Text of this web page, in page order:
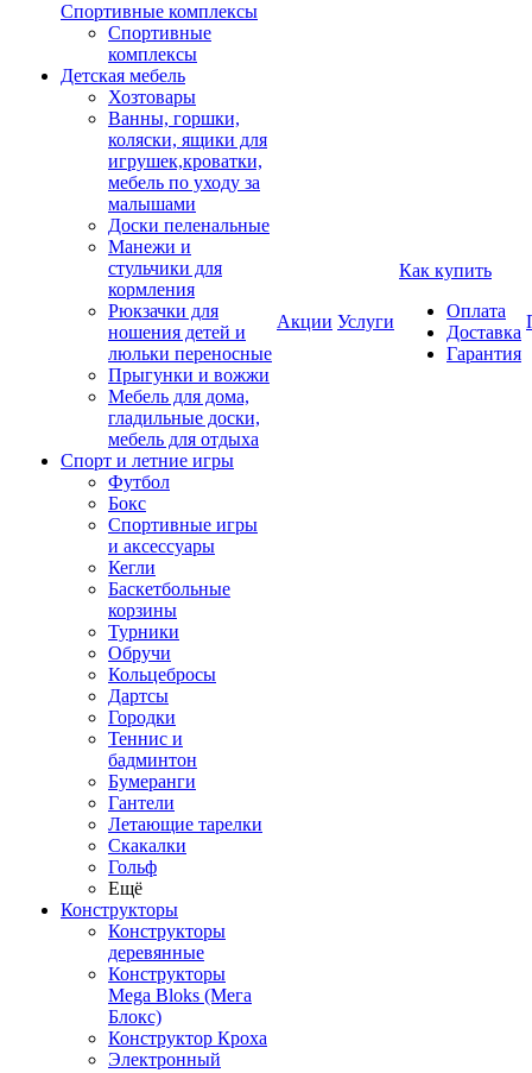
Спортивные комплексы
Спортивные
комплексы
Детская мебель
Хозтовары
Ванны, горшки,
коляски, ящики для
игрушек,кроватки,
мебель по уходу за
малышами
Доски пеленальные
Манежи и
стульчики для
кормления
Рюкзачки для
ношения детей и
люльки переносные
Прыгунки и вожжи
Мебель для дома,
гладильные доски,
мебель для отдыха
Спорт и летние игры
Футбол
Бокс
Спортивные игры
и аксессуары
Кегли
Баскетбольные
корзины
Турники
Обручи
Кольцебросы
Дартсы
Городки
Теннис и
бадминтон
Бумеранги
Гантели
Летающие тарелки
Скакалки
Гольф
Ещё
Конструкторы
Конструкторы
деревянные
Конструкторы
Mega Bloks (Мега
Блокс)
Конструктор Кроха
Электронный
Акции Услуги
Как купить
Оплата
Доставка
Гарантия